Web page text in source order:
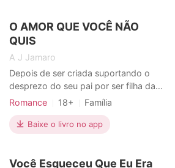
de Camila. Ela deveria aceitá-lo?
O AMOR QUE VOCÊ NÃO
QUIS
A J Jamaro
Depois de ser criada suportando o
desprezo do seu pai por ser filha da
empregada, ele ainda a forçou se
apaixonado pela sua irmã.
Romance 18+
Família
Casamento arranjado
Amor forçado
Encantadora
Baixe o livro no app
Você Esqueceu Que Eu Era